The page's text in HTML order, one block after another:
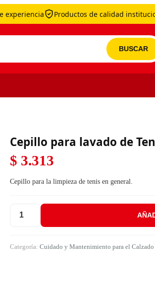
experiencia Productos de calidad
Cepillo para lavado de
$ 3.313
Cepillo para la limpieza de tenis en general.
Cepillo para lavado de Tenis New Andin
Categoría: Cuidado y Mantenimiento para el Calzado